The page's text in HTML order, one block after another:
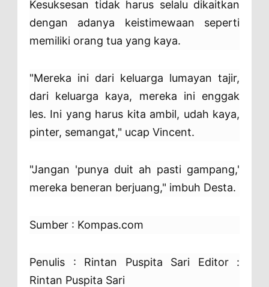
Kesuksesan tidak harus selalu dikaitkan
dengan adanya keistimewaan seperti
memiliki orang tua yang kaya.
"Mereka ini dari keluarga lumayan tajir,
dari keluarga kaya, mereka ini enggak
les. Ini yang harus kita ambil, udah kaya,
pinter, semangat," ucap Vincent.
"Jangan 'punya duit ah pasti gampang,'
mereka beneran berjuang," imbuh Desta.
Sumber : Kompas.com
Penulis : Rintan Puspita Sari Editor :
Rintan Puspita Sari